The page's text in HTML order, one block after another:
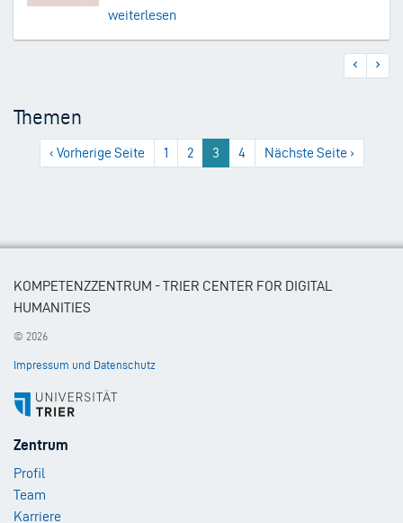
weiterlesen
Vorherige
Themen
Vorherige
Seite
‹ Vorherige Seite 1 2 3 4
Nächste
Seite
Nächste Seite ›
KOMPETENZZENTRUM - TRIER CENTER FOR DIGITAL
HUMANITIES
© 2026
Impressum und Datenschutz
Footer
1
Zentrum
Profil
Team
Karriere